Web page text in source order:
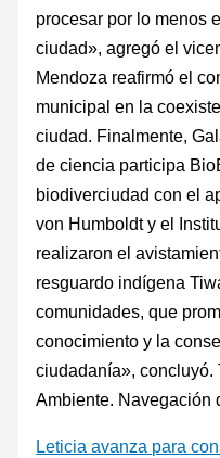
procesar por lo menos
ciudad», agregó el
Mendoza reafirmó el
municipal en la
ciudad. Finalmente,
de ciencia participa
biodiverciudad con el
von Humboldt y el
realizaron el
resguardo indígena
comunidades, que
conocimiento y la
ciudadanía», concluyó.
Ambiente. Navegación
Leticia avanza para